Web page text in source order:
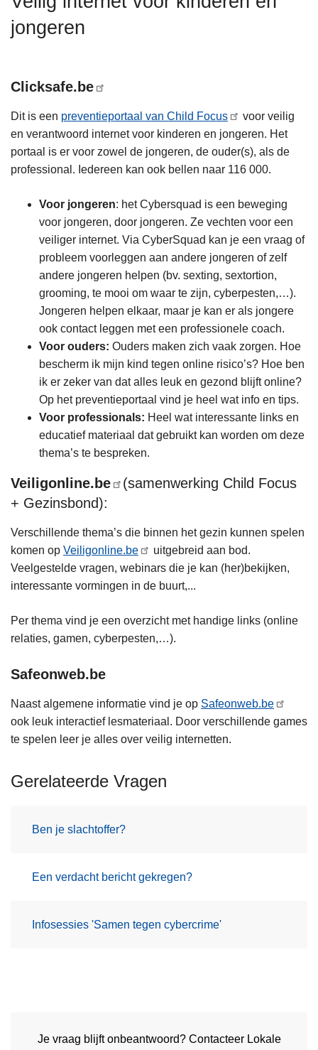
jongeren
Clicksafe.be
Dit is een preventieportaal van Child Focus
voor veilig
en verantwoord internet voor kinderen en jongeren. Het
portaal is er voor zowel de jongeren, de ouder(s), als de
professional. Iedereen kan ook bellen naar 116 000.
Voor jongeren: het Cybersquad is een beweging
voor jongeren, door jongeren. Ze vechten voor een
veiliger internet. Via CyberSquad kan je een vraag of
probleem voorleggen aan andere jongeren of zelf
andere jongeren helpen (bv. sexting, sextortion,
grooming, te mooi om waar te zijn, cyberpesten,…).
Jongeren helpen elkaar, maar je kan er als jongere
ook contact leggen met een professionele coach.
Voor ouders: Ouders maken zich vaak zorgen. Hoe
bescherm ik mijn kind tegen online risico’s? Hoe ben
ik er zeker van dat alles leuk en gezond blijft online?
Op het preventieportaal vind je heel wat info en tips.
Voor professionals: Heel wat interessante links en
educatief materiaal dat gebruikt kan worden om deze
thema’s te bespreken.
Veiligonline.be
(samenwerking Child Focus
+ Gezinsbond):
Verschillende thema’s die binnen het gezin kunnen spelen
komen op Veiligonline.be
uitgebreid aan bod.
Veelgestelde vragen, webinars die je kan (her)bekijken,
interessante vormingen in de buurt,...
Per thema vind je een overzicht met handige links (online
relaties, gamen, cyberpesten,…).
Safeonweb.be
Naast algemene informatie vind je op Safeonweb.be
ook leuk interactief lesmateriaal. Door verschillende games
te spelen leer je alles over veilig internetten.
Gerelateerde Vragen
Ben je slachtoffer?
Een verdacht bericht gekregen?
Infosessies 'Samen tegen cybercrime'
Je vraag blijft onbeantwoord? Contacteer Lokale